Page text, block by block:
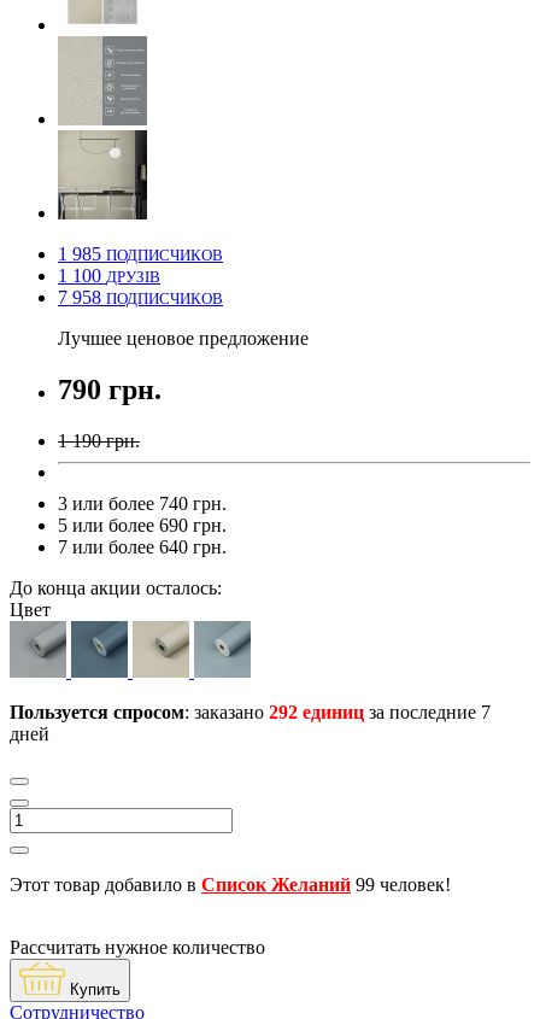
1 985 ПОДПИСЧИКОВ
1 100 ДРУЗІВ
7 958 ПОДПИСЧИКОВ
Лучшее ценовое предложение
790 грн.
1 190 грн.
3 или более 740 грн.
5 или более 690 грн.
7 или более 640 грн.
До конца акции осталось:
Цвет
Пользуется спросом: заказано 292 единиц за последние 7
дней
Этот товар добавило в Список Желаний 99 человек!
Рассчитать нужное количество
Купить
Сотрудничество